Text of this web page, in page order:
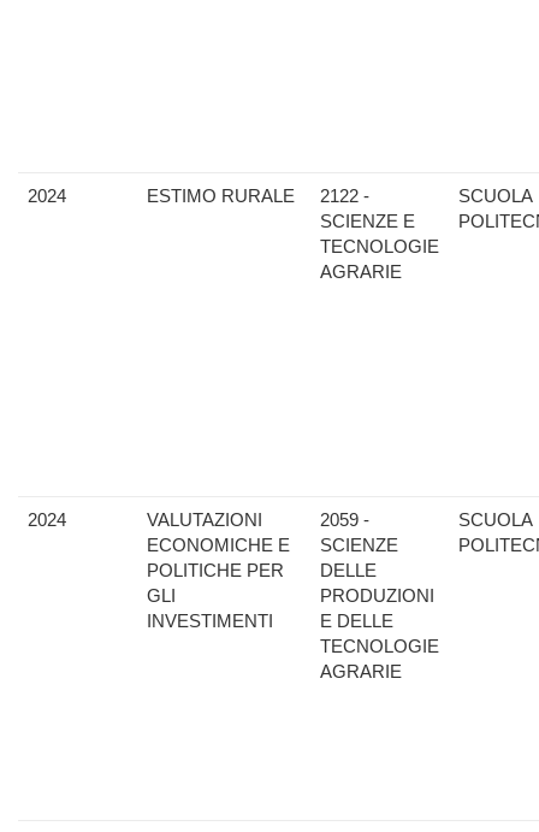
2024 ESTIMO RURALE
2122 -
SCIENZE E
TECNOLOGIE
AGRARIE
SCUOLA
2024
VALUTAZIONI
ECONOMICHE E
POLITICHE PER
GLI
INVESTIMENTI
2059 -
SCIENZE
DELLE
PRODUZIONI
E DELLE
TECNOLOGIE
AGRARIE
SCUOLA